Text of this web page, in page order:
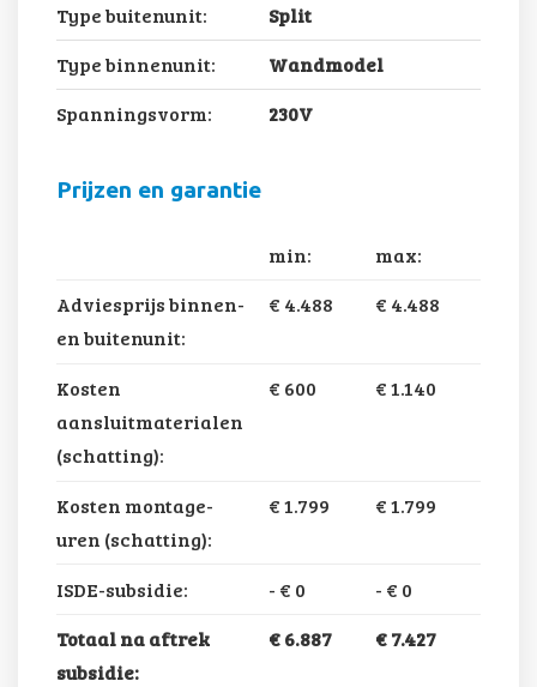
Type buitenunit:
Split
Type binnenunit:
Wandmodel
Spanningsvorm:
230V
Prijzen en garantie
min:
max:
Adviesprijs binnen-
en buitenunit:
€ 4.488 € 4.488
Kosten
aansluitmaterialen
(schatting):
€ 600 € 1.140
Kosten montage-
uren (schatting):
€ 1.799 € 1.799
ISDE-subsidie: - € 0 - € 0
Totaal na aftrek
subsidie:
€ 6.887 € 7.427